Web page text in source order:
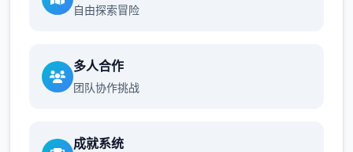
自由探索冒险
多人合作
团队协作挑战
成就系统